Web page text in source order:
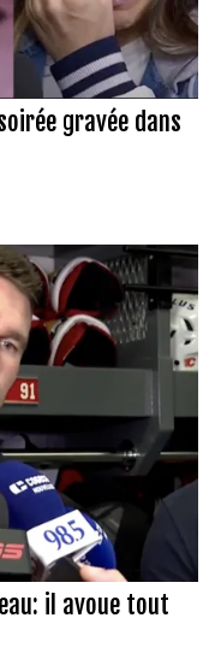
gravée dans
il avoue tout